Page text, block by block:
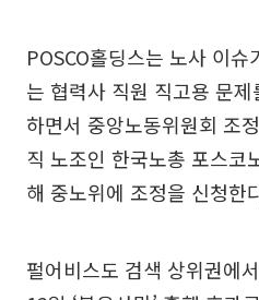
POSCO홀딩스는 노사 이
는 협력사 직원 직고용 문
하면서 중앙노동위원회 조
직 노조인 한국노총 포스코
해 중노위에 조정을 신청한
펄어비스도 검색 상위권에